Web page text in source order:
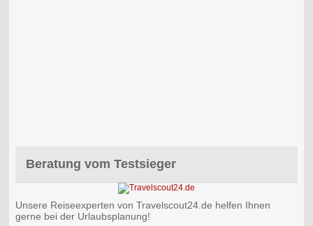
Beratung vom Testsieger
Unsere Reiseexperten von Travelscout24.de helfen Ihnen
gerne bei der Urlaubsplanung!